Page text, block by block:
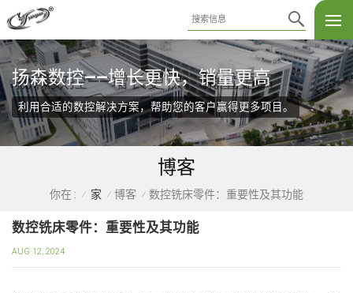
扬森数控——增长更快，销量更高
利用合适的数控解决方案，帮助您的客户赢得更多项目。
博客
你在 : / 家 / 博客 / 数控铣床零件：重要性及其功能
数控铣床零件：重要性及其功能
AUG 12, 2024